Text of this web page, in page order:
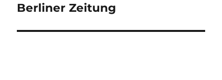
Berliner Zeitung